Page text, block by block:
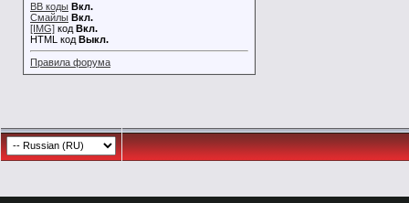
BB коды Вкл.
Смайлы Вкл.
[IMG] код Вкл.
HTML код Выкл.
Правила форума